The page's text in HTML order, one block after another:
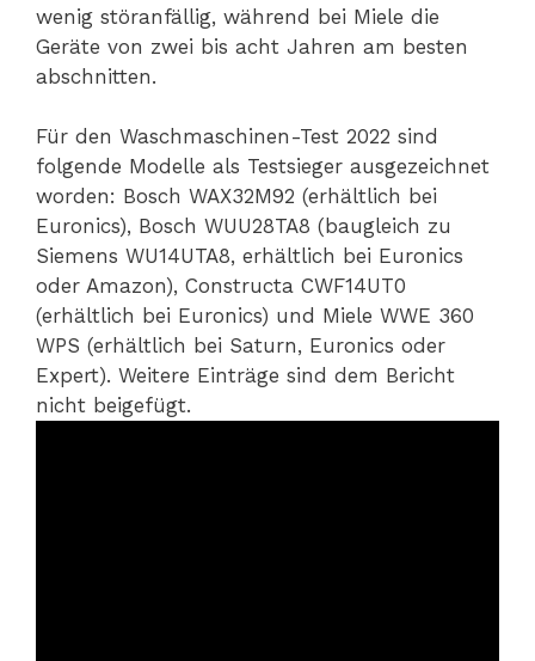
wenig störanfällig, während bei Miele die
Geräte von zwei bis acht Jahren am besten
abschnitten.
Für den Waschmaschinen-Test 2022 sind
folgende Modelle als Testsieger ausgezeichnet
worden: Bosch WAX32M92 (erhältlich bei
Euronics), Bosch WUU28TA8 (baugleich zu
Siemens WU14UTA8, erhältlich bei Euronics
oder Amazon), Constructa CWF14UT0
(erhältlich bei Euronics) und Miele WWE 360
WPS (erhältlich bei Saturn, Euronics oder
Expert). Weitere Einträge sind dem Bericht
nicht beigefügt.